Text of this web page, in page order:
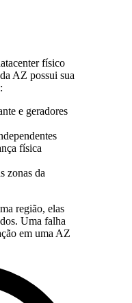
físico
AZ possui sua
e geradores
física
zonas da
região, elas
Uma falha
em uma AZ